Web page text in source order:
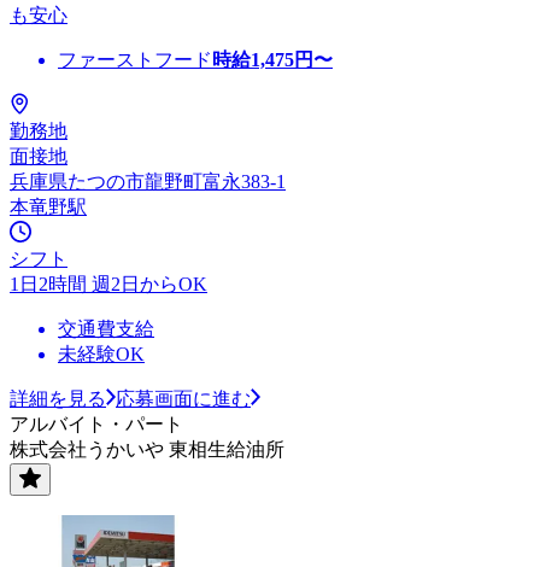
も安心
ファーストフード 時給1,475円〜
勤務地
面接地
兵庫県たつの市龍野町富永383-1
本竜野駅
シフト
1日2時間 週2日からOK
交通費支給
未経験OK
詳細を見る
応募画面に進む
アルバイト・パート
株式会社うかいや 東相生給油所